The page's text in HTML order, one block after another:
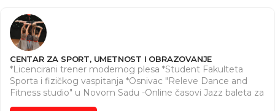
tečno govorim nemacki i engleski ) te je moguće da
časove držim na ta 2 jezika... Cilj mi je da nekoga nešto
naučim a ne da uzmem pare. Ako nemaš da platiš ( I ja sam
kao dete skromno ziveo ), ne brini. : ) Izaćiću ti u susret sa
nekoliko besplatnih online časova... Svako dobro, Fića : )
CENTAR ZA SPORT, UMETNOST I OBRAZOVANJE
*Licencirani trener modernog plesa *Student Fakulteta
Sporta i fizičkog vaspitanja *Osnivac "Releve Dance and
Fitness studio" u Novom Sadu -Online časovi Jazz baleta za
decu i odrasle -Online home fitness časovi za odrasle